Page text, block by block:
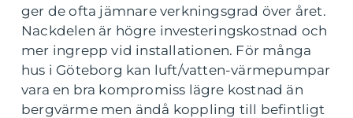
ger de ofta jämnare verkningsgrad över året.
Nackdelen är högre investeringskostnad och
mer ingrepp vid installationen. För många
hus i Göteborg kan luft/vatten-värmepumpar
vara en bra kompromiss lägre kostnad än
bergvärme men ändå koppling till befintligt